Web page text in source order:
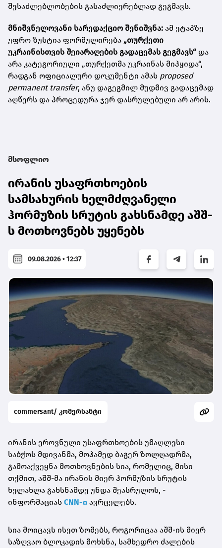
შესაძლებლობების გასაძლიერებლად გეგმავს.
მნიშვნელოვანი სარედაქციო შენიშვნა: ამ ეტაპზე
უფრო ზუსტია ფორმულირება „თურქეთი
უკრაინისთვის შეიარაღების გადაცემას გეგმავს“ და
არა კატეგორიული „თურქეთმა უკრაინას მიჰყიდა“,
რადგან ოფიციალური დოკუმენტი ამას proposed
permanent transfer, ანუ დაგეგმილ მუდმივ გადაცემად
აღწერს და პროცედურა ჯერ დასრულებული არ არის.
მსოფლიო
ირანის უსაფრთხოების
სამსახურის ხელმძღვანელი
ჰორმუზის სრუტის გახსნამდე აშშ-
ს მოთხოვნებს უყენებს
09.08.2026 • 12:37
commersant/ კომერსანტი
ირანის ეროვნული უსაფრთხოების უმაღლესი
საბჭოს მდივანმა, მოჰამედ ბაგერ ზოლღადრმა,
გამოაქვეყნა მოთხოვნების სია, რომელიც, მისი
თქმით, აშშ-მა ირანის მიერ ჰორმუზის სრუტის
ხელახლა გახსნამდე უნდა შეასრულოს, -
ინფორმაციას CNN-ი ავრცელებს.
სია მოიცავს ისეთ ზომებს, როგორიცაა აშშ-ის მიერ
საზღვაო ბლოკადის მოხსნა, სამხედრო ძალების